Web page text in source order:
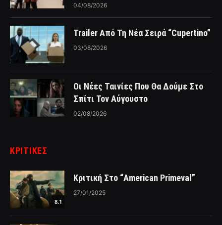
04/08/2026
Trailer Από Τη Νέα Σειρά “Cupertino”
03/08/2026
Οι Νέες Ταινίες Που Θα Δούμε Στο
Σπίτι Τον Αύγουστο
02/08/2026
ΚΡΙΤΙΚΈΣ
8.1
Κριτική Στο “American Primeval”
27/01/2025